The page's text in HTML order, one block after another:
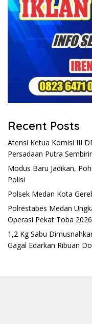
Recent Posts
Atensi Ketua Komisi III
Persadaan Putra
Modus Baru Jadikan,
Polisi
Polsek Medan Kota
Polrestabes Medan
Operasi Pekat Toba 2026
1,2 Kg Sabu
Gagal Edarkan Ribuan